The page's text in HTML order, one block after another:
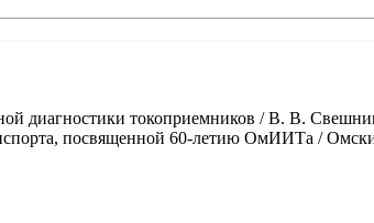
диагностики токоприемников / В. В.
посвященной 60-летию ОмИИТа /